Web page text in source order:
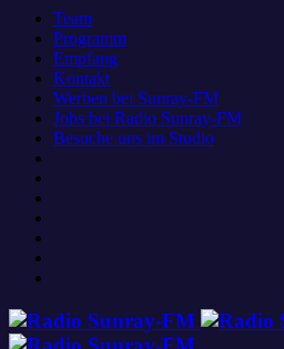
Team
Programm
Empfang
Kontakt
Werben bei Sunray-FM
Jobs bei Radio Sunray-FM
Besuche uns im Studio